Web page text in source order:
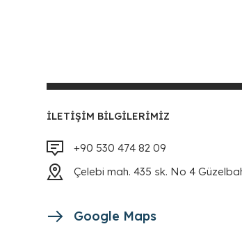
İLETIŞIM BILGILERIMIZ
+90 530 474 82 09
Çelebi mah. 435 sk. No 4
Google Maps